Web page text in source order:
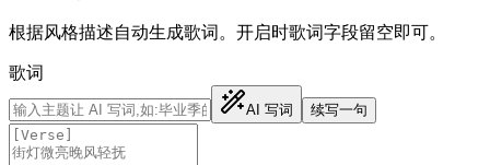
根据风格描述自动生成歌词。开启时歌词字段留空即可。
歌词
AI 写词 续写一句